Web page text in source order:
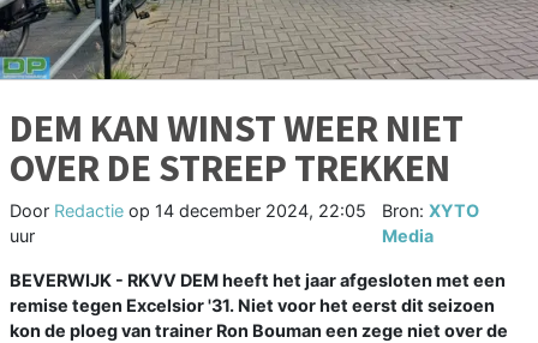
DEM KAN WINST WEER NIET
OVER DE STREEP TREKKEN
Door Redactie op 14 december 2024, 22:05
uur
Bron: XYTO
Media
BEVERWIJK - RKVV DEM heeft het jaar afgesloten met een
remise tegen Excelsior '31. Niet voor het eerst dit seizoen
kon de ploeg van trainer Ron Bouman een zege niet over de